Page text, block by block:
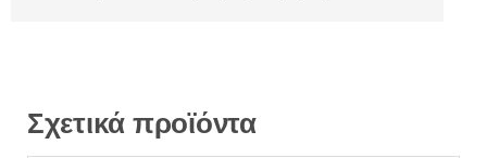
Σχετικά προϊόντα